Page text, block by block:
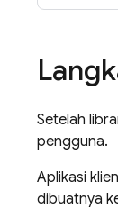
Setelah
pengguna.
Aplikasi
dibuatnya